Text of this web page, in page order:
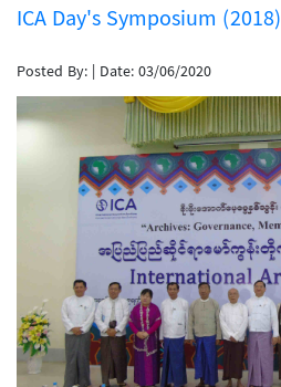
ICA Day's Symposium (2018)
Posted By: | Date: 03/06/2020